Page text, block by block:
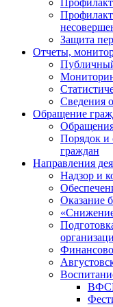
Защита
Отчеты,
Сведения
Обращение
Порядок и
граждан
Направления
Надзор и
Оказание